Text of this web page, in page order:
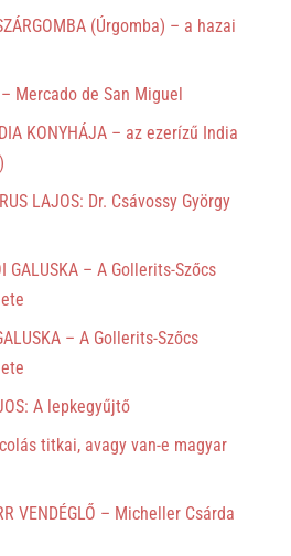
(Úrgomba) – a hazai
Mercado de San Miguel
KONYHÁJA – az ezerízű India
LAJOS: Dr. Csávossy György
GALUSKA – A Gollerits-Szőcs
– A Gollerits-Szőcs
A lepkegyűjtő
titkai, avagy van-e magyar
VENDÉGLŐ – Micheller Csárda